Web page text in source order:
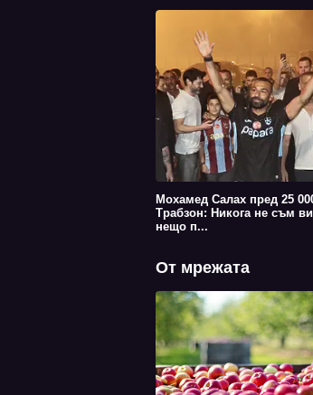
Мохамед Салах пред 25
Трабзон: Никога не съм
нещо п...
От мрежата